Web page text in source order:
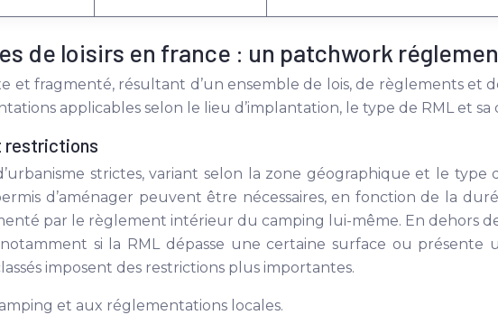
de loisirs en france : un patchwork
et fragmenté, résultant d’un ensemble de lois, de règlements et
applicables selon le lieu d’implantation, le type de RML et sa
restrictions
strictes, variant selon la zone géographique et le
d’aménager peuvent être nécessaires, en fonction de la
par le règlement intérieur du camping lui-même. En dehors
si la RML dépasse une certaine surface ou présente
imposent des restrictions plus importantes.
et aux réglementations locales.